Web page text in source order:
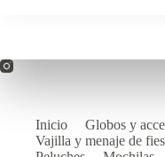
Inicio
Globos y
Vajilla y menaje de